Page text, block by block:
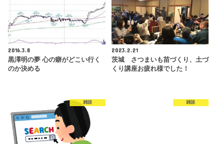
2016.3.8
黒澤明の夢 心の癖がどこい行く
のか決める
2023.2.21
茨城 さつまいも苗づくり、土づ
くり講座お疲れ様でした！
雑談 雑談